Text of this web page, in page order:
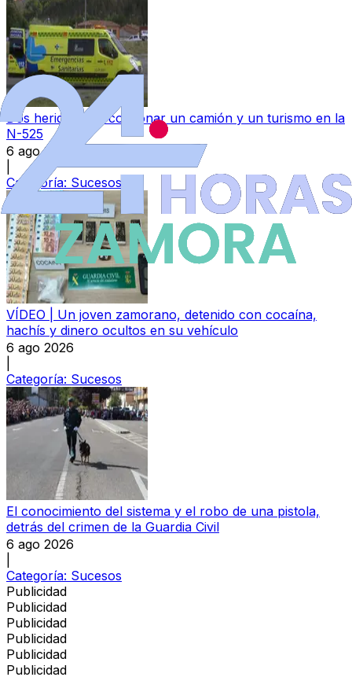
Dos heridos tras colisionar un camión y un turismo en la
N-525
6 ago 2026
Categoría: Sucesos
VÍDEO | Un joven zamorano, detenido con cocaína,
hachís y dinero ocultos en su vehículo
6 ago 2026
Categoría: Sucesos
El conocimiento del sistema y el robo de una pistola,
detrás del crimen de la Guardia Civil
6 ago 2026
Categoría: Sucesos
Publicidad
Publicidad
Publicidad
Publicidad
Publicidad
Publicidad